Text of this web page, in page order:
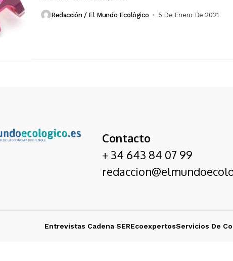
Redacción / El Mundo Ecológico 5 De Enero De 2021
Contacto
+ 34 643 84 07 99
Entrevistas Cadena SEREcoexpertosServicios De